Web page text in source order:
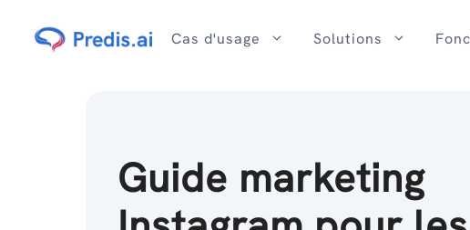
contenu
Cas d'usage Solutions
Guide marketing